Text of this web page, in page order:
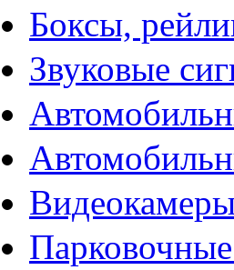
Боксы,
Звуковые